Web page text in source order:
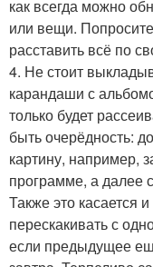
как всегда можно
или вещи.
расставить всё по
4. Не стоит
карандаши с
только будет
быть очерёдность:
картину, например,
программе, а далее
Также это касается
перескакивать с
если предыдущее